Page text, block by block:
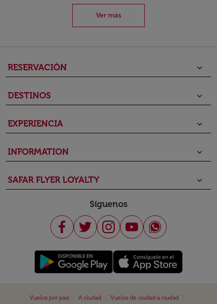
Ver más
RESERVACIÓN keyboard_arrow_down
DESTINOS keyboard_arrow_down
EXPERIENCIA keyboard_arrow_down
INFORMATION keyboard_arrow_down
SAFAR FLYER LOYALTY keyboard_arrow_down
Síguenos
Vuelos por país A ciudad Vuelos de ciudad a ciudad